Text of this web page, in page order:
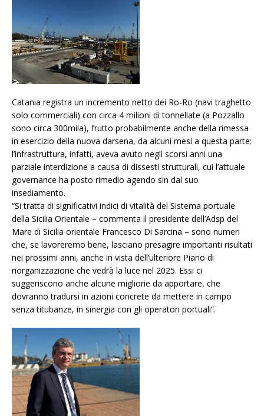
Catania registra un incremento netto dei Ro-Ro (navi traghetto
solo commerciali) con circa 4 milioni di tonnellate (a Pozzallo
sono circa 300mila), frutto probabilmente anche della rimessa
in esercizio della nuova darsena, da alcuni mesi a questa parte:
l’infrastruttura, infatti, aveva avuto negli scorsi anni una
parziale interdizione a causa di dissesti strutturali, cui l’attuale
governance ha posto rimedio agendo sin dal suo
insediamento.
“Si tratta di significativi indici di vitalità del Sistema portuale
della Sicilia Orientale – commenta il presidente dell’Adsp del
Mare di Sicilia orientale Francesco Di Sarcina – sono numeri
che, se lavoreremo bene, lasciano presagire importanti risultati
nei prossimi anni, anche in vista dell’ulteriore Piano di
riorganizzazione che vedrà la luce nel 2025. Essi ci
suggeriscono anche alcune migliorie da apportare, che
dovranno tradursi in azioni concrete da mettere in campo
senza titubanze, in sinergia con gli operatori portuali”.